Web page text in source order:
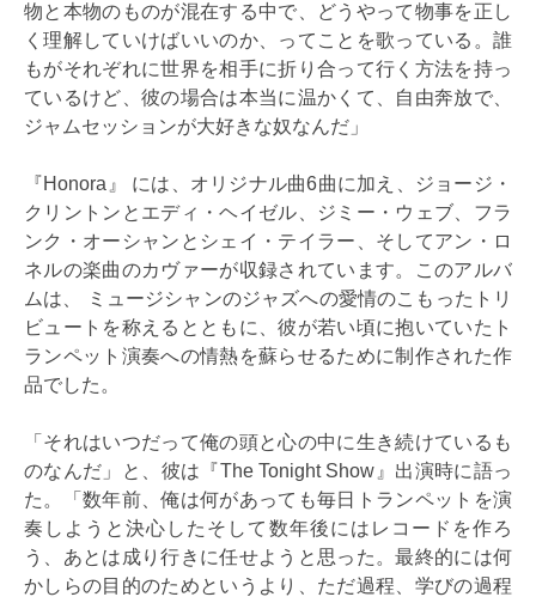
物と本物のものが混在する中で、どうやって物事を正し
く理解していけばいいのか、ってことを歌っている。誰
もがそれぞれに世界を相手に折り合って行く方法を持っ
ているけど、彼の場合は本当に温かくて、自由奔放で、
ジャムセッションが大好きな奴なんだ」
『Honora』 には、オリジナル曲6曲に加え、ジョージ・
クリントンとエディ・ヘイゼル、ジミー・ウェブ、フラ
ンク・オーシャンとシェイ・テイラー、そしてアン・ロ
ネルの楽曲のカヴァーが収録されています。このアルバ
ムは、 ミュージシャンのジャズへの愛情のこもったトリ
ビュートを称えるとともに、彼が若い頃に抱いていたト
ランペット演奏への情熱を蘇らせるために制作された作
品でした。
「それはいつだって俺の頭と心の中に生き続けているも
のなんだ」と、彼は『The Tonight Show』出演時に語っ
た。「数年前、俺は何があっても毎日トランペットを演
奏しようと決心したそして数年後にはレコードを作ろ
う、あとは成り行きに任せようと思った。最終的には何
かしらの目的のためというより、ただ過程、学びの過程